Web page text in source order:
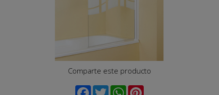
Comparte este producto